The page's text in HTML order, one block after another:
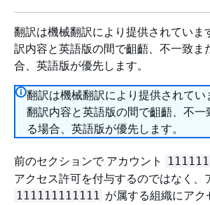
翻訳は機械翻訳により提供されていま
訳内容と英語版の間で齟齬、不一致ま
合、英語版が優先します。
翻訳は機械翻訳により提供されてい
翻訳内容と英語版の間で齟齬、不一
る場合、英語版が優先します。
前のセクションで アカウント
アクセス許可を付与するのではなく、
111111111111 が属する組織にア